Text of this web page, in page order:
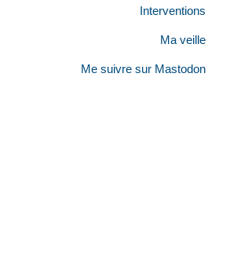
Interventions
Ma veille
Me suivre sur Mastodon